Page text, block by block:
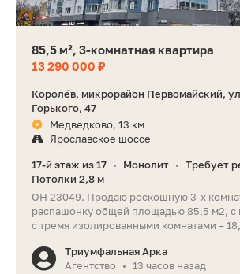
85,5 м², 3-комнатная квартира
13 290 000 ₽
Королёв, микрорайон Первомайский,
Горького, 47
Медведково, 13 км
Ярославское шоссе
17-й этаж из 17 • Монолит • Требует
Потолки 2,8 м
ОН 23049. Продаю роскошную 3-х
распашонку общей площадью 85,5 м2, с
с тремя изолированными комнатами –
Триумфальная Арка
Агентство
• 13 часов назад